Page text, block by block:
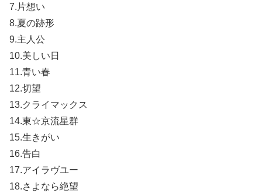
7.片想い
8.夏の跡形
9.主人公
10.美しい日
11.青い春
12.切望
13.クライマックス
14.東☆京流星群
15.生きがい
16.告白
17.アイラヴユー
18.さよなら絶望